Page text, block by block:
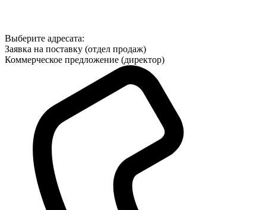
Выберите адресата:
Заявка на поставку (отдел продаж)
Коммерческое предложение (директор)